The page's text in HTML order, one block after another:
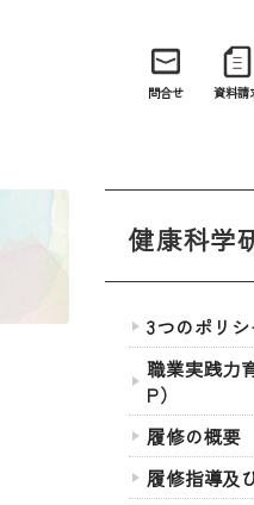
問合せ 資料請
健康科学
3つのポリ
職業実践力
P）
履修の概要
履修指導及